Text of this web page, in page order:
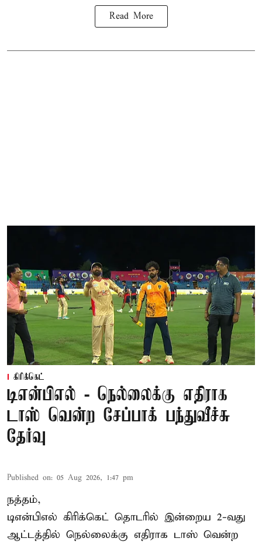
Read More
கிரிக்கெட்
டிஎன்பிஎல் - நெல்லைக்கு எதிராக
டாஸ் வென்ற சேப்பாக் பந்துவீச்சு
தேர்வு
Published on: 05 Aug 2026, 1:47 pm
நத்தம்,
டிஎன்பிஎல் கிரிக்கெட் தொடரில் இன்றைய 2-வது
ஆட்டத்தில் நெல்லைக்கு எதிராக டாஸ் வென்ற